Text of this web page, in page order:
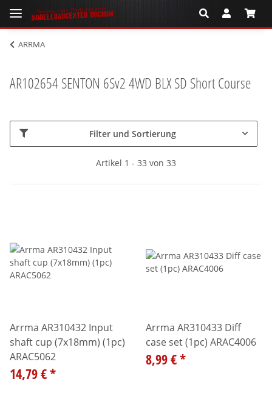
ARRMA
AR102654 SENTON 6Sv2 4WD BLX SD Short Course
Filter und Sortierung
Artikel 1 - 33 von 33
Arrma AR310432 Input
shaft cup (7x18mm) (1pc)
ARAC5062
14,79 €*
Arrma AR310433 Diff
case set (1pc) ARAC4006
8,99 €*